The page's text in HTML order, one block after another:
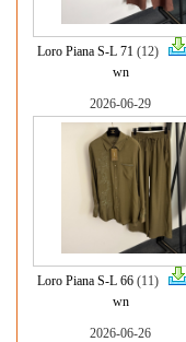
Loro Piana S-L 71(12)
wn
2026-06-29
Loro Piana S-L 66(11)
wn
2026-06-26